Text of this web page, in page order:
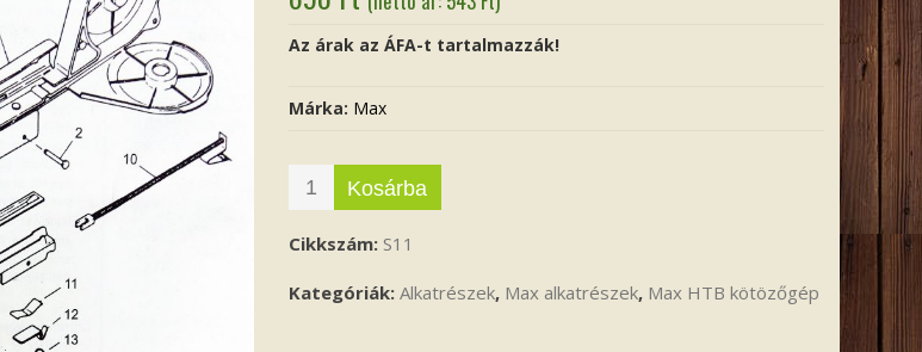
Az árak az ÁFA-t tartalmazzák!
Márka: Max
Kosárba
Cikkszám: S11
Kategóriák: Alkatrészek, Max alkatrészek, Max HTB kötözőgép